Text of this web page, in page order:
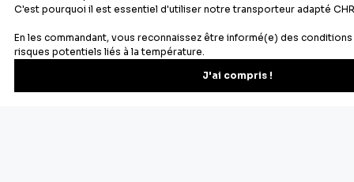
Recevez les recettes, astuces et offres spéciales.
S'inscrire
Vous pourrez vous désinscrire depuis votre espace client.